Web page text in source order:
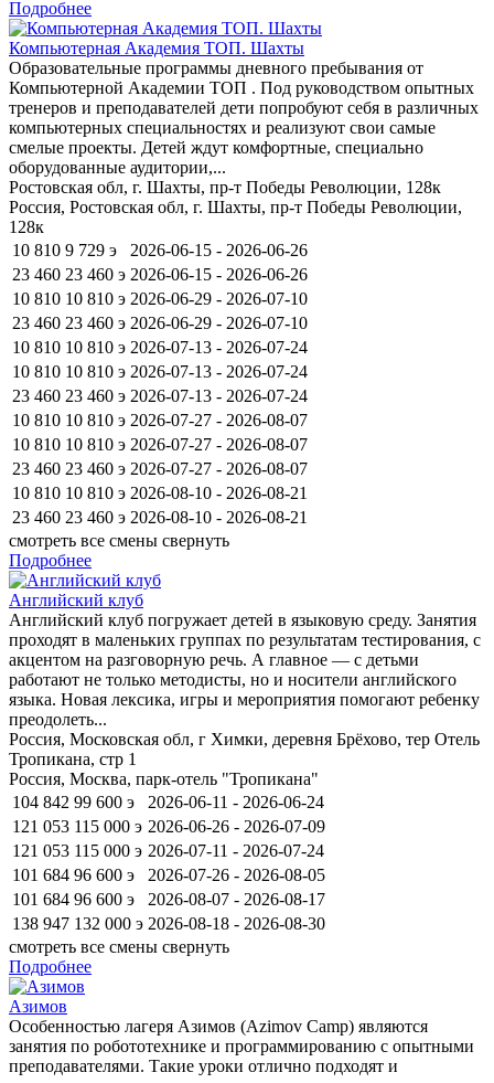
Подробнее
Компьютерная Академия ТОП. Шахты
Образовательные программы дневного пребывания от
Компьютерной Академии ТОП . Под руководством опытных
тренеров и преподавателей дети попробуют себя в различных
компьютерных специальностях и реализуют свои самые
смелые проекты. Детей ждут комфортные, специально
оборудованные аудитории,...
Ростовская обл, г. Шахты, пр-т Победы Революции, 128к
Россия, Ростовская обл, г. Шахты, пр-т Победы Революции,
128к
10 810 9 729 э
2026-06-15 - 2026-06-26
23 460 23 460 э 2026-06-15 - 2026-06-26
10 810 10 810 э 2026-06-29 - 2026-07-10
23 460 23 460 э 2026-06-29 - 2026-07-10
10 810 10 810 э 2026-07-13 - 2026-07-24
10 810 10 810 э 2026-07-13 - 2026-07-24
23 460 23 460 э 2026-07-13 - 2026-07-24
10 810 10 810 э 2026-07-27 - 2026-08-07
10 810 10 810 э 2026-07-27 - 2026-08-07
23 460 23 460 э 2026-07-27 - 2026-08-07
10 810 10 810 э 2026-08-10 - 2026-08-21
23 460 23 460 э 2026-08-10 - 2026-08-21
смотреть все смены свернуть
Подробнее
Английский клуб
Английский клуб погружает детей в языковую среду. Занятия
проходят в маленьких группах по результатам тестирования, с
акцентом на разговорную речь. А главное — с детьми
работают не только методисты, но и носители английского
языка. Новая лексика, игры и мероприятия помогают ребенку
преодолеть...
Россия, Московская обл, г Химки, деревня Брёхово, тер Отель
Тропикана, стр 1
Россия, Москва, парк-отель "Тропикана"
104 842 99 600 э
2026-06-11 - 2026-06-24
121 053 115 000 э 2026-06-26 - 2026-07-09
121 053 115 000 э 2026-07-11 - 2026-07-24
101 684 96 600 э
2026-07-26 - 2026-08-05
101 684 96 600 э
2026-08-07 - 2026-08-17
138 947 132 000 э 2026-08-18 - 2026-08-30
смотреть все смены свернуть
Подробнее
Азимов
Особенностью лагеря Азимов (Azimov Camp) являются
занятия по робототехнике и программированию с опытными
преподавателями. Такие уроки отлично подходят и